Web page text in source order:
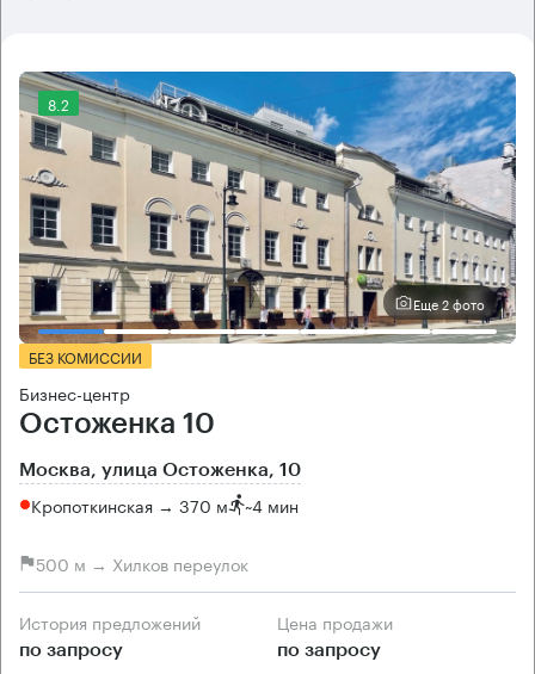
8.2
Еще 2 фото
БЕЗ КОМИССИИ
Бизнес-центр
Остоженка 10
Москва, улица Остоженка, 10
Кропоткинская → 370 м ~4 мин
500 м → Хилков переулок
История предложений
по запросу
Цена продажи
по запросу